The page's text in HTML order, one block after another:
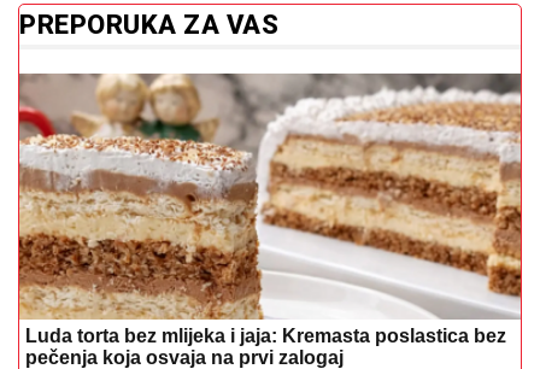
PREPORUKA ZA VAS
Luda torta bez mlijeka i jaja: Kremasta poslastica bez
pečenja koja osvaja na prvi zalogaj